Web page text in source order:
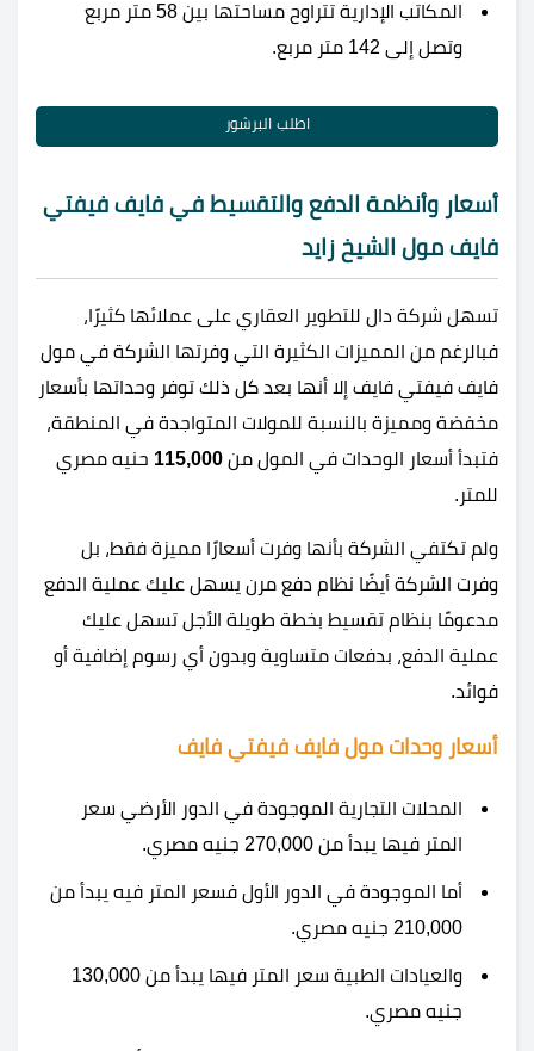
المكاتب الإدارية تتراوح مساحتها بين 58 متر مربع
وتصل إلى 142 متر مربع.
اطلب البرشور
أسعار وأنظمة الدفع والتقسيط في فايف فيفتي
فايف مول الشيخ زايد
تسهل شركة دال للتطوير العقاري على عملائها كثيرًا،
فبالرغم من المميزات الكثيرة التي وفرتها الشركة في مول
فايف فيفتي فايف إلا أنها بعد كل ذلك توفر وحداتها بأسعار
مخفضة ومميزة بالنسبة للمولات المتواجدة في المنطقة،
فتبدأ أسعار الوحدات في المول من 115,000 حنيه مصري
للمتر.
ولم تكتفي الشركة بأنها وفرت أسعارًا مميزة فقط، بل
وفرت الشركة أيضًا نظام دفع مرن يسهل عليك عملية الدفع
مدعومًا بنظام تقسيط بخطة طويلة الأجل تسهل عليك
عملية الدفع، بدفعات متساوية وبدون أي رسوم إضافية أو
فوائد.
أسعار وحدات مول فايف فيفتي فايف
المحلات التجارية الموجودة في الدور الأرضي سعر
المتر فيها يبدأ من 270,000 جنيه مصري.
أما الموجودة في الدور الأول فسعر المتر فيه يبدأ من
210,000 جنيه مصري.
والعيادات الطبية سعر المتر فيها يبدأ من 130,000
جنيه مصري.